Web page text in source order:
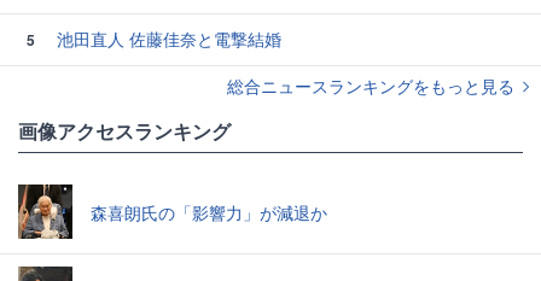
5
池田直人 佐藤佳奈と電撃結婚
総合ニュースランキングをもっと見る
画像アクセスランキング
森喜朗氏の「影響力」が減退か